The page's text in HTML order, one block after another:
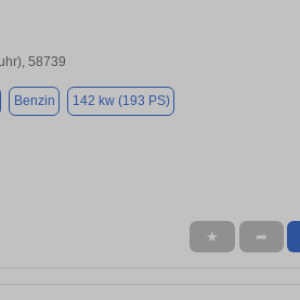
58739
Benzin 142 kw (193 PS)
★ ➦